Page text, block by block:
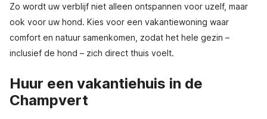
Zo wordt uw verblijf niet alleen ontspannen voor uzelf, maar
ook voor uw hond. Kies voor een vakantiewoning waar
comfort en natuur samenkomen, zodat het hele gezin –
inclusief de hond – zich direct thuis voelt.
Huur een vakantiehuis in de
Champvert